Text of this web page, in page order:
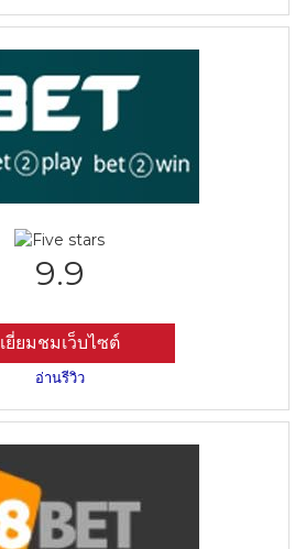
9.9
เยี่ยมชมเว็บไซต์
อ่านรีวิว